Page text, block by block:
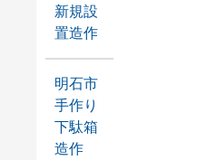
新規設
置造作
明石市
手作り
下駄箱
造作